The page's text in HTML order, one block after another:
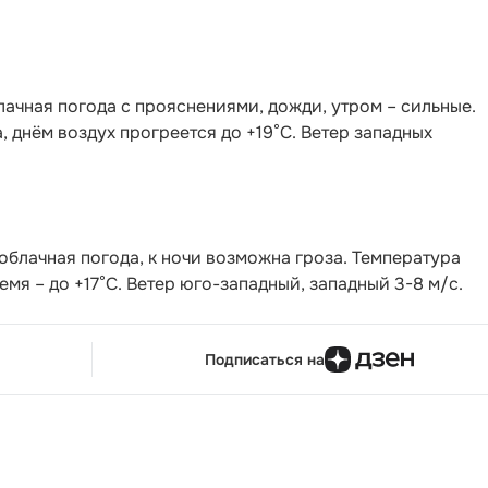
погода с прояснениями, дожди, утром – сильные.
днём воздух прогреется до +19°С. Ветер западных
погода, к ночи возможна гроза. Температура
– до +17°С. Ветер юго-западный, западный 3-8 м/с.
Подписаться на